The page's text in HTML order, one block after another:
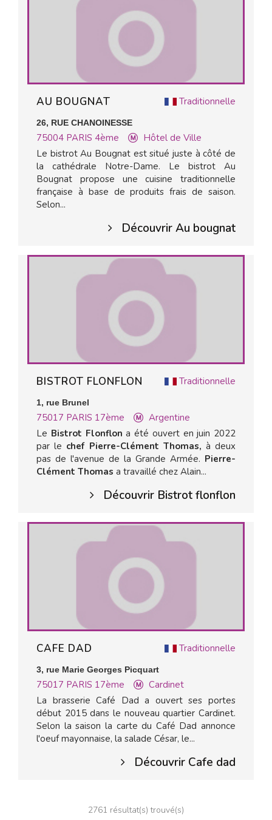
Traditionnelle
AU BOUGNAT
26, RUE CHANOINESSE
75004 PARIS 4ème
Hôtel de Ville
Le bistrot Au Bougnat est situé juste à côté de
la cathédrale Notre-Dame. Le bistrot Au
Bougnat propose une cuisine traditionnelle
française à base de produits frais de saison.
Selon...
Découvrir Au bougnat
Traditionnelle
BISTROT FLONFLON
1, rue Brunel
75017 PARIS 17ème
Argentine
Le Bistrot Flonflona été ouvert en juin 2022
par le chef Pierre-Clément Thomas, à deux
pas de l'avenue de la Grande Armée. Pierre-
Clément Thomas a travaillé chez Alain...
Découvrir Bistrot flonflon
Traditionnelle
CAFE DAD
3, rue Marie Georges Picquart
75017 PARIS 17ème
Cardinet
La brasserie Café Dad a ouvert ses portes
début 2015 dans le nouveau quartier Cardinet.
Selon la saison la carte du Café Dad annonce
l'oeuf mayonnaise, la salade César, le...
Découvrir Cafe dad
2761 résultat(s) trouvé(s)